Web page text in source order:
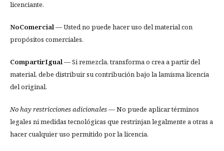
licenciante.
NoComercial— Usted no puede hacer uso del material con
propósitos comerciales.
CompartirIgual— Si remezcla, transforma o crea a partir del
material, debe distribuir su contribución bajo la lamisma licencia
del original.
No hay restricciones adicionales— No puede aplicar términos
legales ni medidas tecnológicas que restrinjan legalmente a otras a
hacer cualquier uso permitido por la licencia.